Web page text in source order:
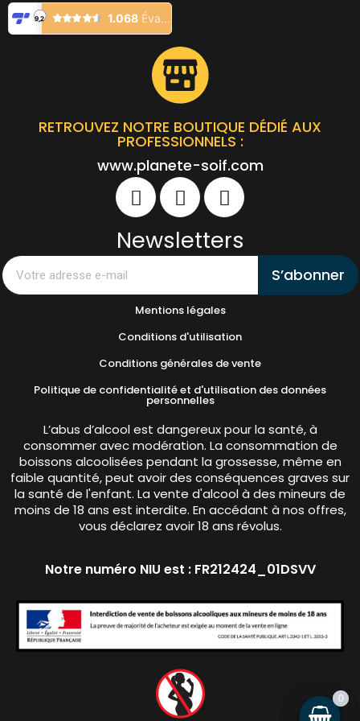
(200caractères restants)
APERÇU
AJOUTER AU PANIER
RETROUVEZ NOTRE BOUTIQUE DÉDIÉ AUX
PROFESSIONNELS :
www.planete-soif.com
Newsletters
S’abonner
Mentions légales
Conditions d'utilisation
Conditions générales de vente
Politique de confidentialité et d'utilisation des données
personnelles
L’abus d’alcool est dangereux pour la santé, à
consommer avec modération. La consommation de
boissons alcoolisées pendant la grossesse, même en
faible quantité, peut avoir des conséquences graves sur
la santé de l'enfant. La vente d'alcool à des mineurs de
moins de 18 ans est interdite. En accédant à nos offres,
vous déclarez avoir 18 ans révolus.
Notre numéro NIU est : FR212424_01DSVV
0
0